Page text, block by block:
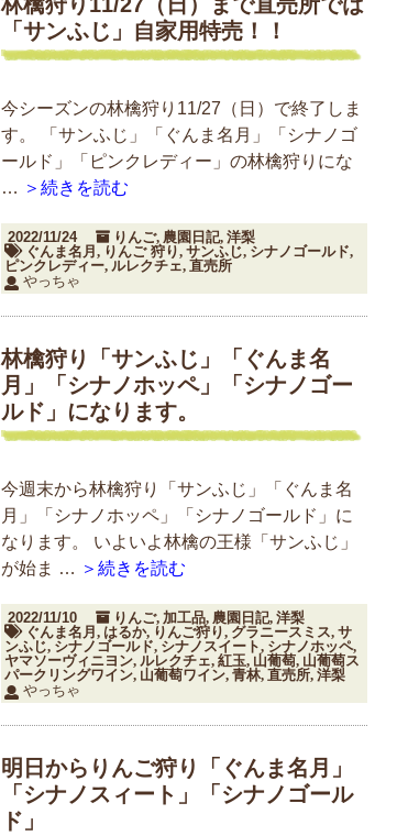
「サンふじ」自家用特売！！
今シーズンの林檎狩り11/27（日）で終了しま
す。 「サンふじ」「ぐんま名月」「シナノゴ
ールド」「ピンクレディー」の林檎狩りにな
… ＞続きを読む
2022/11/24 りんご, 農園日記, 洋梨
ぐんま名月, りんご 狩り, サンふじ, シナノゴールド,
ピンクレディー, ルレクチェ, 直売所
やっちゃ
林檎狩り「サンふじ」「ぐんま名
月」「シナノホッペ」「シナノゴー
ルド」になります。
今週末から林檎狩り「サンふじ」「ぐんま名
月」「シナノホッペ」「シナノゴールド」に
なります。 いよいよ林檎の王様「サンふじ」
が始ま … ＞続きを読む
2022/11/10 りんご, 加工品, 農園日記, 洋梨
ぐんま名月, はるか, りんご狩り, グラニースミス, サ
ンふじ, シナノゴールド, シナノスイート, シナノホッペ,
ヤマソーヴィニヨン, ルレクチェ, 紅玉, 山葡萄, 山葡萄ス
パークリングワイン, 山葡萄ワイン, 青林, 直売所, 洋梨
やっちゃ
明日からりんご狩り「ぐんま名月」
「シナノスィート」「シナノゴール
ド」